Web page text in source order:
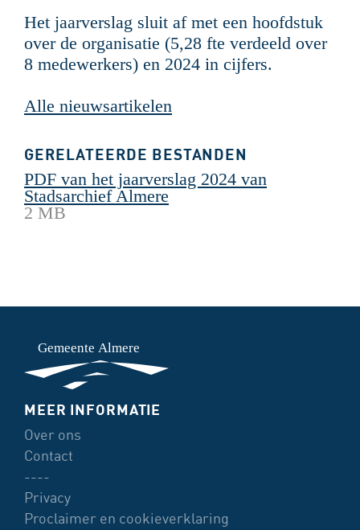
Het jaarverslag sluit af met een hoofdstuk
over de organisatie (5,28 fte verdeeld over
8 medewerkers) en 2024 in cijfers.
Alle nieuwsartikelen
GERELATEERDE BESTANDEN
PDF van het jaarverslag 2024 van
Stadsarchief Almere
2 MB
ONDERMENU
MEER INFORMATIE
Over ons
Contact
----
Privacy
Proclaimer en cookieverklaring